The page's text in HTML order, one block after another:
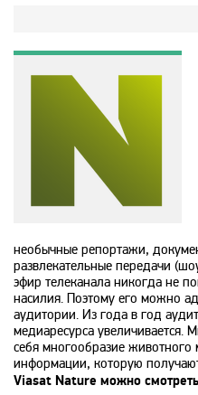
24 Техно
24 Украина
9 канал Израиль
A1
A2
необычные репортажи,
развлекательные передачи
эфир телеканала никогда не
насилия. Поэтому его можно
аудитории. Из года в год
медиаресурса увеличивается.
себя многообразие
информации, которую
Viasat Nature можно